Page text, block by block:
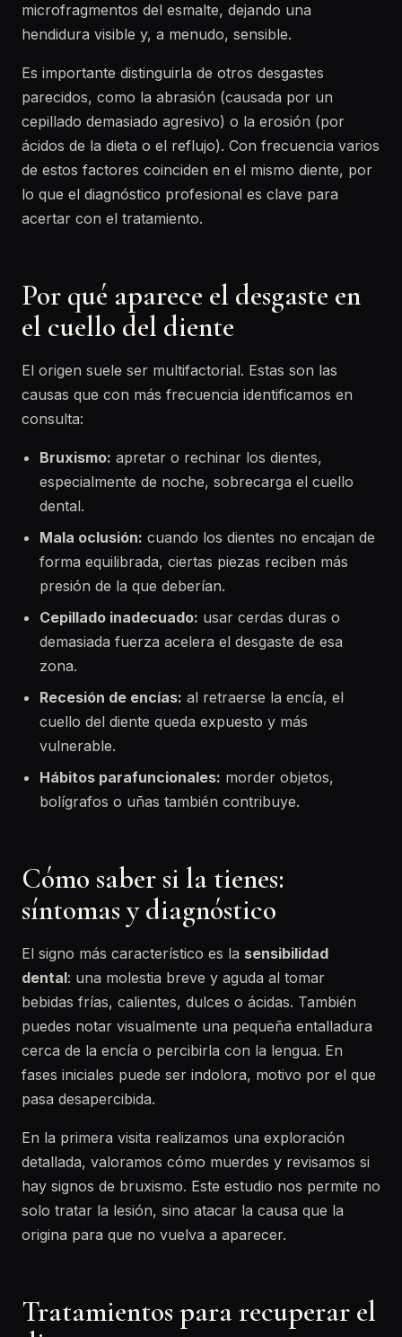
microfragmentos del esmalte, dejando una
hendidura visible y, a menudo, sensible.
Es importante distinguirla de otros desgastes
parecidos, como la abrasión (causada por un
cepillado demasiado agresivo) o la erosión (por
ácidos de la dieta o el reflujo). Con frecuencia varios
de estos factores coinciden en el mismo diente, por
lo que el diagnóstico profesional es clave para
acertar con el tratamiento.
Por qué aparece el desgaste en
el cuello del diente
El origen suele ser multifactorial. Estas son las
causas que con más frecuencia identificamos en
consulta:
Bruxismo: apretar o rechinar los dientes,
especialmente de noche, sobrecarga el cuello
dental.
Mala oclusión: cuando los dientes no encajan de
forma equilibrada, ciertas piezas reciben más
presión de la que deberían.
Cepillado inadecuado: usar cerdas duras o
demasiada fuerza acelera el desgaste de esa
zona.
Recesión de encías: al retraerse la encía, el
cuello del diente queda expuesto y más
vulnerable.
Hábitos parafuncionales: morder objetos,
bolígrafos o uñas también contribuye.
Cómo saber si la tienes:
síntomas y diagnóstico
El signo más característico es la sensibilidad
dental: una molestia breve y aguda al tomar
bebidas frías, calientes, dulces o ácidas. También
puedes notar visualmente una pequeña entalladura
cerca de la encía o percibirla con la lengua. En
fases iniciales puede ser indolora, motivo por el que
pasa desapercibida.
En la primera visita realizamos una exploración
detallada, valoramos cómo muerdes y revisamos si
hay signos de bruxismo. Este estudio nos permite no
solo tratar la lesión, sino atacar la causa que la
origina para que no vuelva a aparecer.
Tratamientos para recuperar el